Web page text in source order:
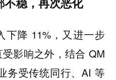
下降 11%，又进一步
影响之外，结合 QM
务受传统同行、AI 等